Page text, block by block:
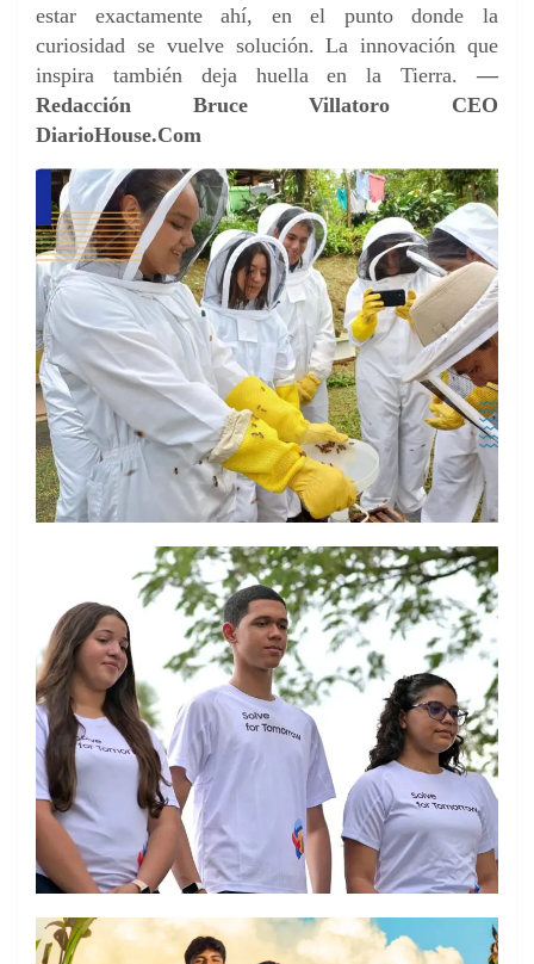
estar exactamente ahí, en el punto donde la
curiosidad se vuelve solución. La innovación que
inspira también deja huella en la Tierra. —
Redacción Bruce Villatoro CEO
DiarioHouse.Com